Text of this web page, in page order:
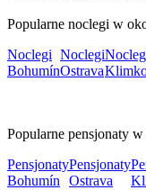
Popularne noclegi w
Noclegi
Bohumín
Noclegi
Ostrava
Popularne pensjonaty
Pensjonaty
Bohumín
Pensjonaty
Ostrava